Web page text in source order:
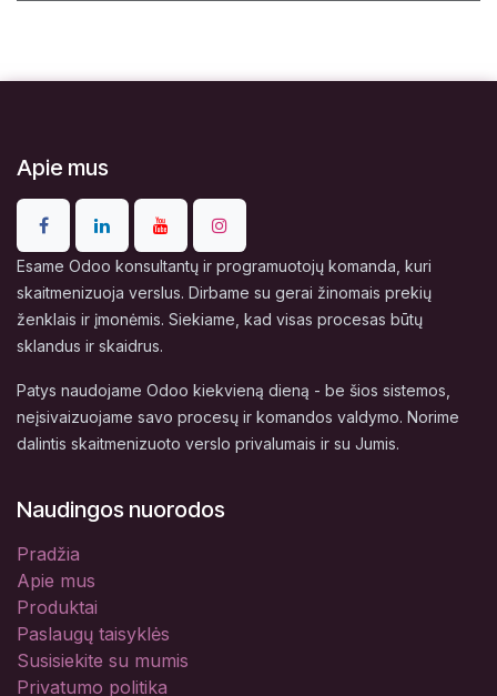
Apie mus
Esame Odoo konsultantų ir programuotojų komanda, kuri
skaitmenizuoja verslus. Dirbame su gerai žinomais prekių
ženklais ir įmonėmis. Siekiame, kad visas procesas būtų
sklandus ir skaidrus.
Patys naudojame Odoo kiekvieną dieną - be šios sistemos,
neįsivaizuojame savo procesų ir komandos valdymo. Norime
dalintis skaitmenizuoto verslo privalumais ir su Jumis.
Naudingos nuorodos
Pradžia
Apie mus
Produktai
Paslaugų taisyklės
Susisiekite su mumis
Privatumo politika